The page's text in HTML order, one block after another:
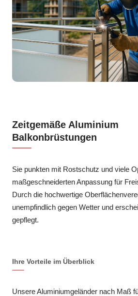
Zeitgemäße Aluminium
Balkonbrüstungen
Sie punkten mit Rostschutz und viele
maßgeschneiderten Anpassung für
Durch die hochwertige
unempfindlich gegen Wetter und
gepflegt.
Ihre Vorteile im Überblick
Unsere Aluminiumgeländer nach Maß